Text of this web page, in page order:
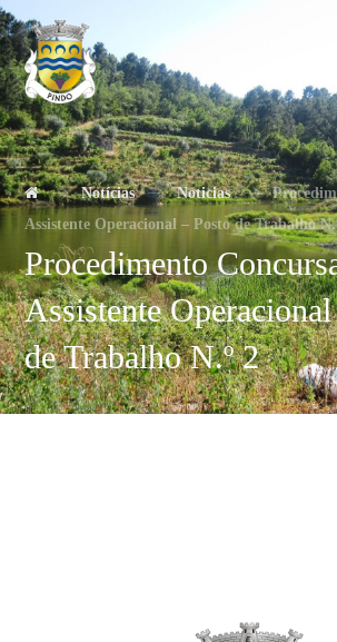
Notícias Noticias
Assistente Operacional – Posto de Trabalho
Procedimento
Assistente
de Trabalho N.º 2